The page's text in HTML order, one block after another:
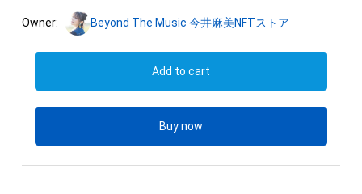
Owner: Beyond The Music 今井麻美NFTストア
Add to cart
Buy now